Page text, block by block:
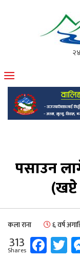
मोफसलकै लोकप्रिय
पसाउन
कला राना ६ वर्ष
313
Shares